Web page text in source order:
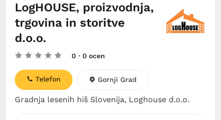
LogHOUSE, proizvodnja,
trgovina in storitve
d.o.o.
0 · 0 ocen
Gradnja lesenih hiš Slovenija, Loghouse d.o.o.
Telefon Gornji Grad